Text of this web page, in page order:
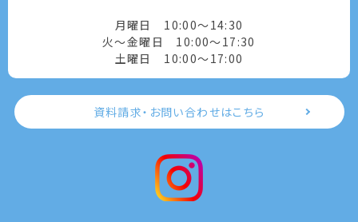
月曜日 10:00～14:30
火～金曜日 10:00～17:30
土曜日 10:00～17:00
資料請求・お問い合わせはこちら